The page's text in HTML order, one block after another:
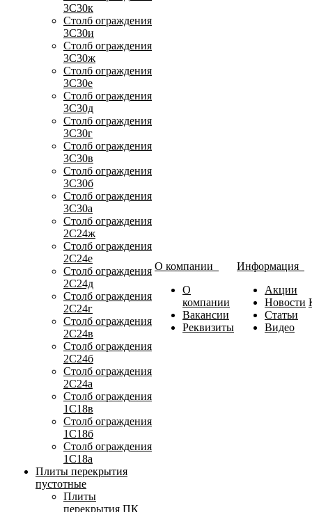
3С30к
Столб ограждения
3С30и
Столб ограждения
3С30ж
Столб ограждения
3С30е
Столб ограждения
3С30д
Столб ограждения
3С30г
Столб ограждения
3С30в
Столб ограждения
3С30б
Столб ограждения
3С30а
Столб ограждения
2С24ж
Столб ограждения
2С24е
Столб ограждения
2С24д
Столб ограждения
2С24г
Столб ограждения
2С24в
Столб ограждения
2С24б
Столб ограждения
2С24а
Столб ограждения
1С18в
Столб ограждения
1С18б
Столб ограждения
1С18а
Плиты перекрытия
пустотные
Плиты
перекрытия ПК
О компании
О
компании
Вакансии
Реквизиты
Информация
Акции
Новости
Статьи
Видео